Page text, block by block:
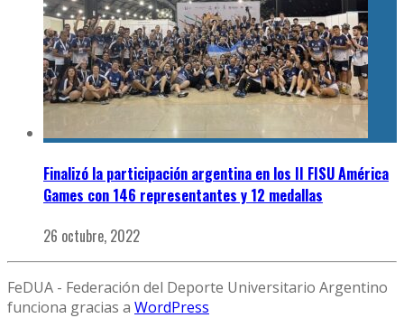
Finalizó la participación argentina en los II FISU América
Games con 146 representantes y 12 medallas
26 octubre, 2022
FeDUA - Federación del Deporte Universitario Argentino
funciona gracias a WordPress